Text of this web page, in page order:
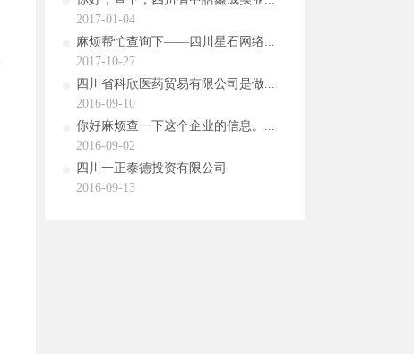
2017-01-04
麻烦帮忙查询下——四川星石网络...
2017-10-27
四川省科欣医药贸易有限公司是做...
2016-09-10
你好麻烦查一下这个企业的信息。...
2016-09-02
四川一正泰德投资有限公司
2016-09-13